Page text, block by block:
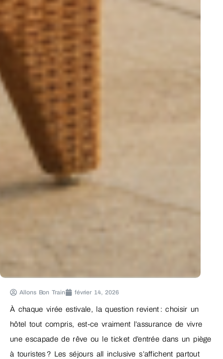
Allons Bon Train février 14, 2026
À chaque virée estivale, la question revient : choisir un
hôtel tout compris, est-ce vraiment l’assurance de vivre
une escapade de rêve ou le ticket d’entrée dans un piège
à touristes ? Les séjours all inclusive s’affichent partout